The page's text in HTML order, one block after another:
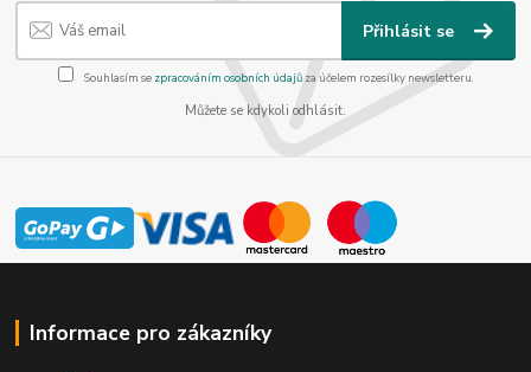
Přihlásit se
Souhlasím se zpracováním osobních údajůza účelem rozesílky newsletteru.
Můžete se kdykoli odhlásit.
Informace pro zákazníky